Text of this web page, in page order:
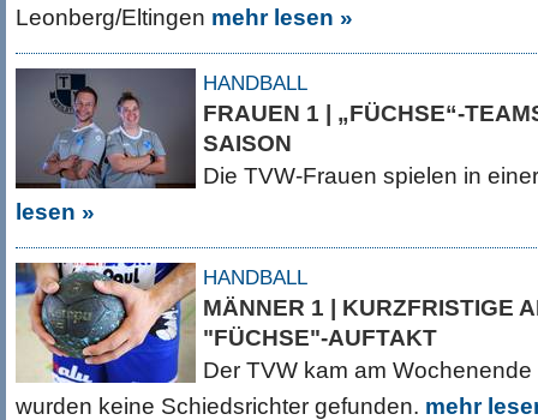
Leonberg/Eltingen mehr lesen »
HANDBALL
FRAUEN 1 | „FÜCHSE“-
SAISON
Die TVW-Frauen spielen in
lesen »
HANDBALL
MÄNNER 1 | KURZFRISTIGE
"FÜCHSE"-AUFTAKT
Der TVW kam am
wurden keine Schiedsrichter gefunden. mehr